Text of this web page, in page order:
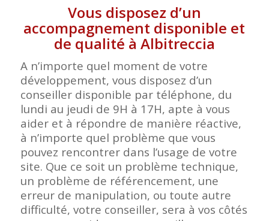
Vous disposez d’un
accompagnement disponible et
de qualité à Albitreccia
A n’importe quel moment de votre
développement, vous disposez d’un
conseiller disponible par téléphone, du
lundi au jeudi de 9H à 17H, apte à vous
aider et à répondre de manière réactive,
à n’importe quel problème que vous
pouvez rencontrer dans l’usage de votre
site. Que ce soit un problème technique,
un problème de référencement, une
erreur de manipulation, ou toute autre
difficulté, votre conseiller, sera à vos côtés